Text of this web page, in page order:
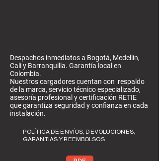
Despachos inmediatos a Bogotá, Medellín,
Cali y Barranquilla. Garantía local en
Colombia.
Nuestros cargadores cuentan con respaldo
de la marca, servicio técnico especializado,
asesoría profesional y certificación RETIE
que garantiza seguridad y confianza en cada
instalación.
POLÍTICA DE ENVÍOS, DEVOLUCIONES,
GARANTIAS Y REEMBOLSOS